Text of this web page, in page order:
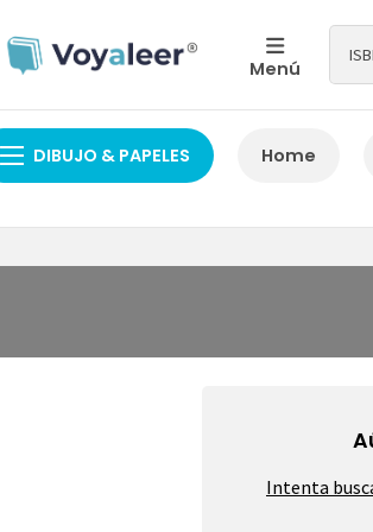
Menú
DIBUJO & PAPELES Home
Intenta